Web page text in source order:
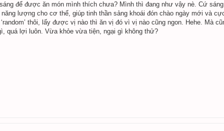
để được ăn món mình thích chưa? Mình thì đang như vậy nè. Cứ
lượng cho cơ thể, giúp tinh thần sảng khoái đón chào ngày mới và
thôi, lấy được vị nào thì ăn vị đó vì vị nào cũng ngon. Hehe. Mà
quá lợi luôn. Vừa khỏe vừa tiện, ngại gì không thử?